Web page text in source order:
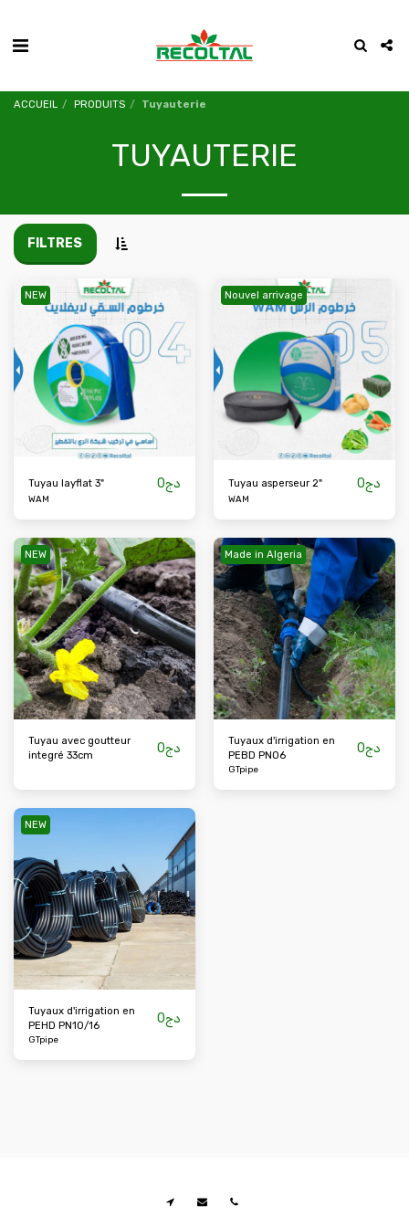
ACCUEIL PRODUITS Tuyauterie
TUYAUTERIE
FILTRES
NEW
Tuyau layflat 3" 0دج
WAM
Nouvel arrivage
Tuyau asperseur 2" 0دج
WAM
NEW
Tuyau avec goutteur
integré 33cm
0دج
Made in Algeria
Tuyaux d'irrigation en
PEBD PN06
0دج
GTpipe
NEW
Tuyaux d'irrigation en
PEHD PN10/16
0دج
GTpipe